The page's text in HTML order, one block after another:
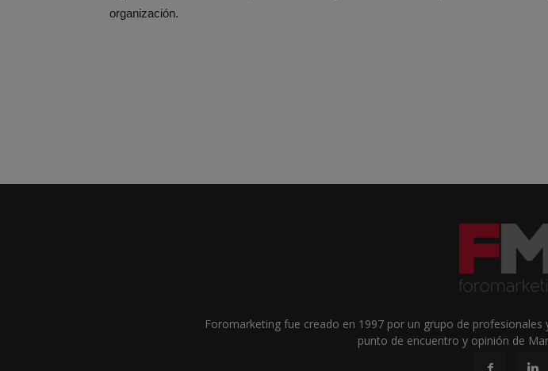
organización.
Foromarketing fue creado en 1997 por un grupo de
punto de encuentro y opinión de